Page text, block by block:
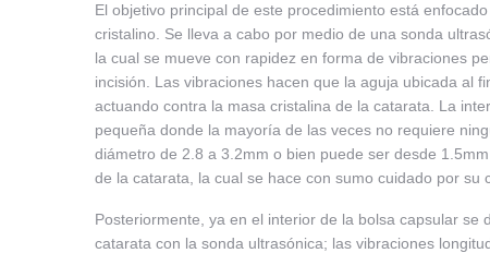
El objetivo principal de este procedimiento está
cristalino. Se lleva a cabo por medio de una sonda
la cual se mueve con rapidez en forma de vibraciones
incisión. Las vibraciones hacen que la aguja ubicada al
actuando contra la masa cristalina de la catarata. La
pequeña donde la mayoría de las veces no requiere
diámetro de 2.8 a 3.2mm o bien puede ser desde
de la catarata, la cual se hace con sumo cuidado por su
Posteriormente, ya en el interior de la bolsa capsular se
catarata con la sonda ultrasónica; las vibraciones